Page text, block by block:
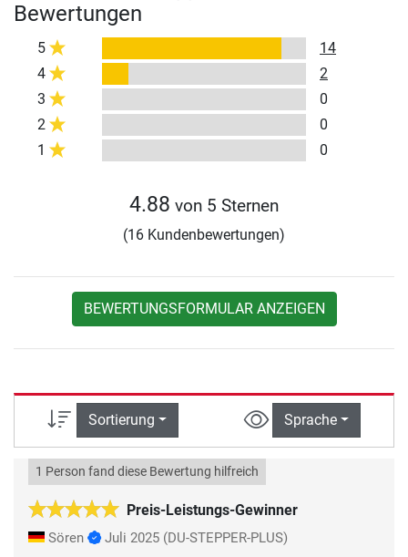
Bewertungen
5
14
4
2
3
0
2
0
1
0
4.88 von 5 Sternen
(16 Kundenbewertungen)
BEWERTUNGSFORMULAR ANZEIGEN
Sortierung Sprache
Preis-Leistungs-Gewinner
1 Person fand diese Bewertung hilfreich
Sören Juli 2025 (DU-STEPPER-PLUS)